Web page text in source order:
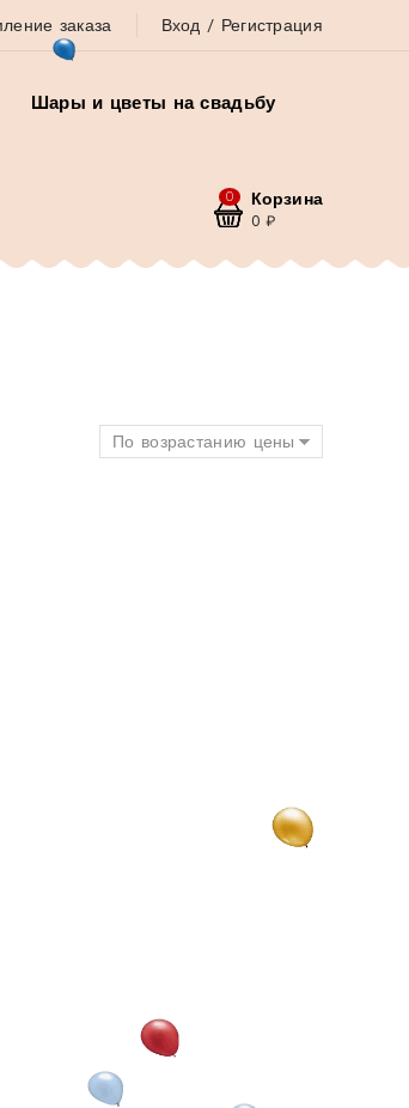
заказа Вход / Регистрация
Шары и цветы на свадьбу
Корзина
0
0₽
По возрастанию цены